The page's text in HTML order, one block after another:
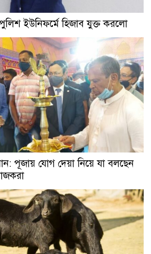
ইউনিফর্মে হিজাব যুক্ত করলো
পূজায় যোগ দেয়া নিয়ে যা বলছেন